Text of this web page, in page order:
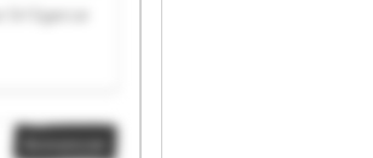
Annoncer